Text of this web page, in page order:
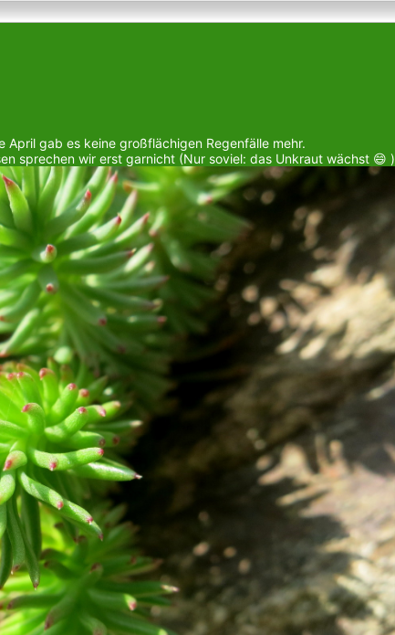
April gab es keine großflächigen Regenfälle mehr.
sprechen wir erst garnicht (Nur soviel: das Unkraut wächst 😄 )